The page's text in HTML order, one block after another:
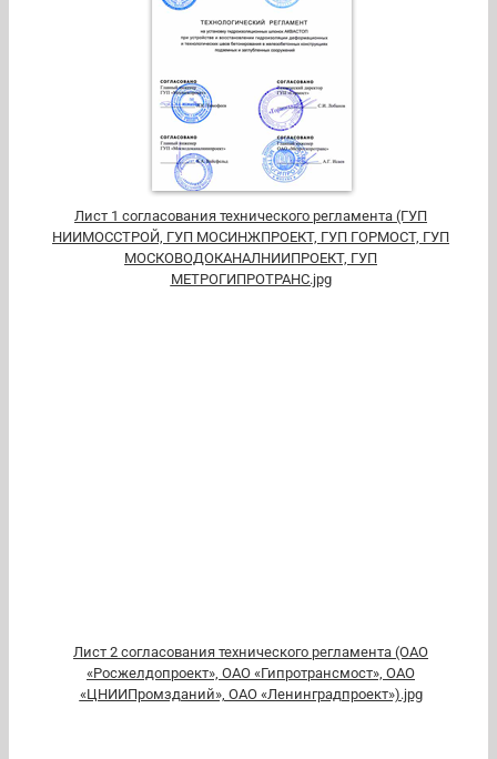
Лист 1 согласования технического регламента (ГУП
НИИМОССТРОЙ, ГУП МОСИНЖПРОЕКТ, ГУП ГОРМОСТ, ГУП
МОСКОВОДОКАНАЛНИИПРОЕКТ, ГУП
МЕТРОГИПРОТРАНС.jpg
Лист 2 согласования технического регламента (ОАО
«Росжелдопроект», ОАО «Гипротрансмост», ОАО
«ЦНИИПромзданий», ОАО «Ленинградпроект»).jpg